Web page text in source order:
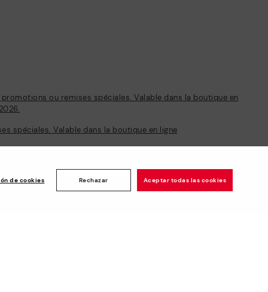
de cookies Rechazar Aceptar todas las cookies
ou remises spéciales. Valable dans la boutique en
spéciales. Valable dans la boutique en ligne
Newsletter